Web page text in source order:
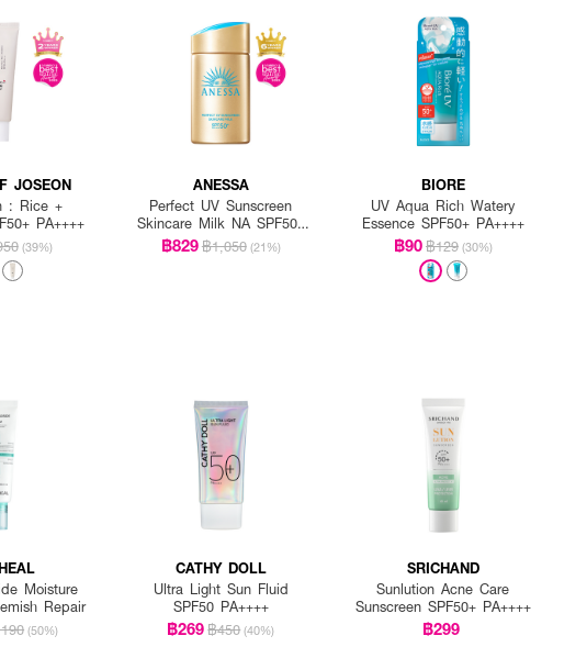
JOSEON
: Rice +
PA++++
(39%)
ANESSA
Perfect UV Sunscreen
Skincare Milk NA SPF50+
PA++++
฿829฿1,050 (21%)
BIORE
UV Aqua Rich Watery
Essence SPF50+ PA++++
฿90฿129 (30%)
Moisture
Repair
(50%)
CATHY DOLL
Ultra Light Sun Fluid
SPF50 PA++++
฿269฿450 (40%)
SRICHAND
Sunlution Acne Care
Sunscreen SPF50+ PA++++
฿299